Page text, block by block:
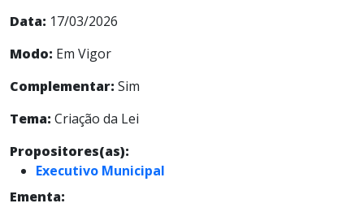
Data: 17/03/2026
Modo: Em Vigor
Complementar: Sim
Tema: Criação da Lei
Propositores(as):
Executivo Municipal
Ementa: